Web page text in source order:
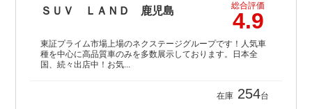
ＳＵＶ ＬＡＮＤ 鹿児島 総合評価
4.9
東証プライム市場上場のネクステージグループです！人気車
種を中心に高品質車のみを多数展示しております。日本全
国、続々出店中！お気...
在庫 254台